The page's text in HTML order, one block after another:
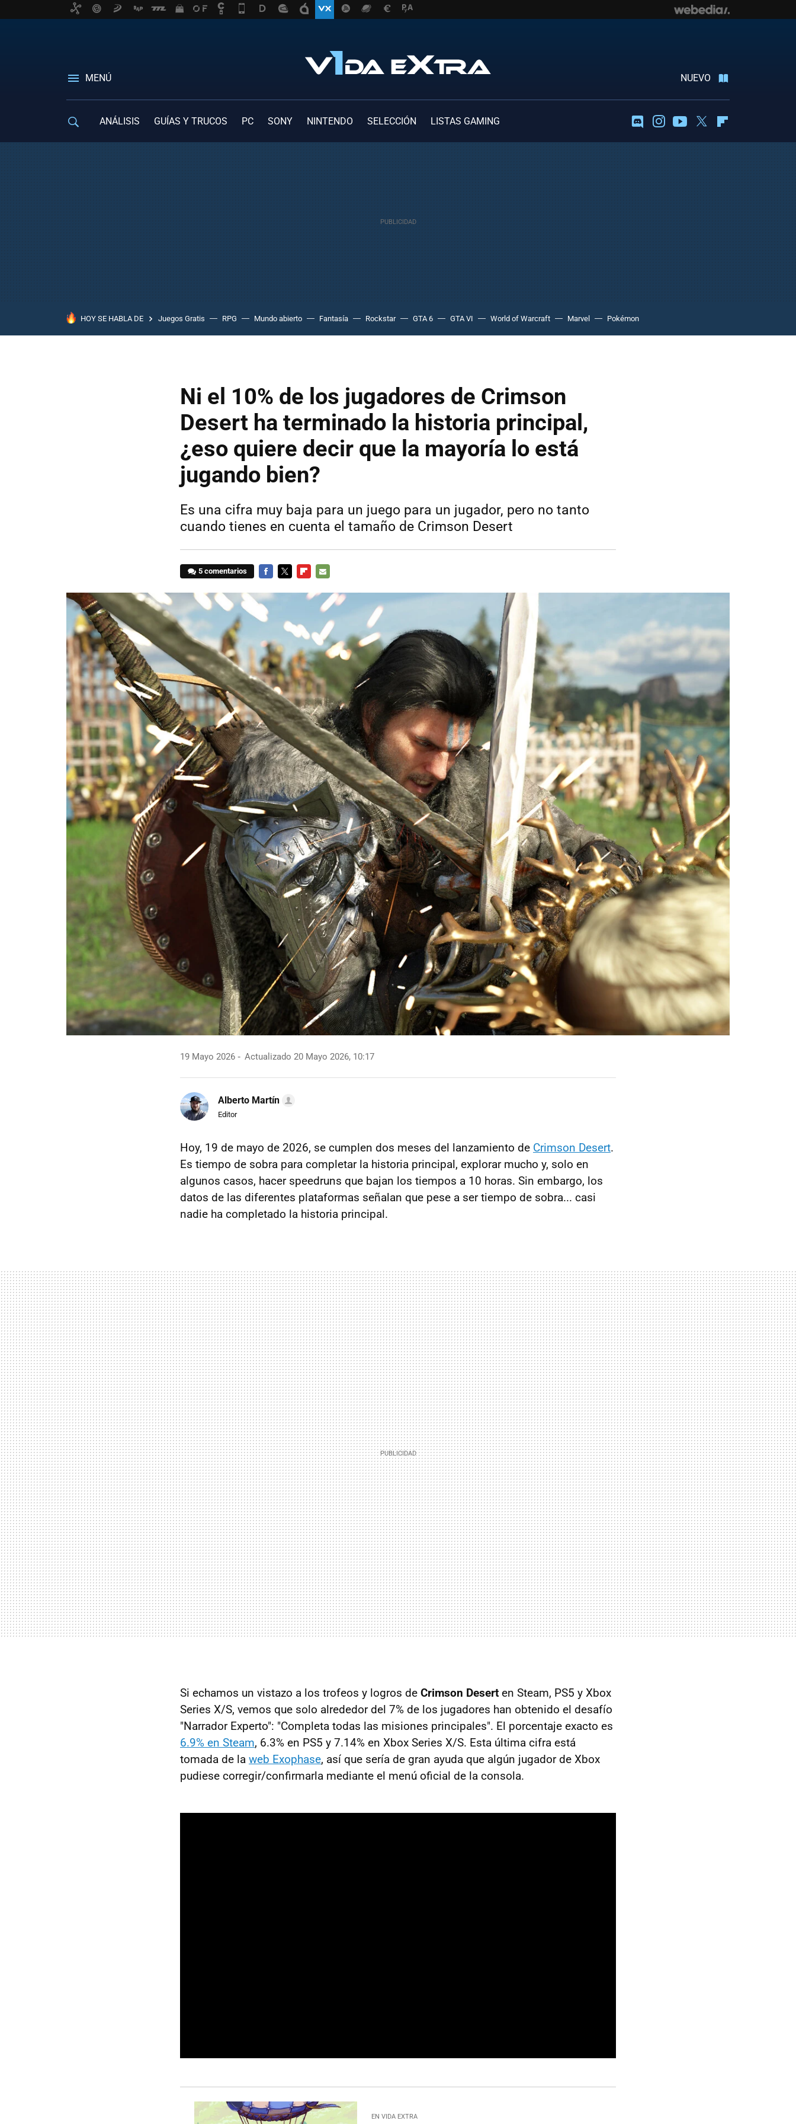
MENÚ NUEVO
ANÁLISIS GUÍAS Y TRUCOS PC SONY NINTENDO SELECCIÓN LISTAS GAMING DiscordInstagramYoutubeTwitter
HOY SE HABLA DE Juegos Gratis RPG Mundo abierto Fantasía Rockstar GTA 6 GTA VI World of Warcraft Marvel Pokémon
Ni el 10% de los jugadores de Crimson
Desert ha terminado la historia principal,
¿eso quiere decir que la mayoría lo está
jugando bien?
Es una cifra muy baja para un juego para un jugador, pero no tanto
cuando tienes en cuenta el tamaño de Crimson Desert
5 comentarios
MAIL
19 Mayo 2026 Actualizado 20 Mayo 2026, 10:17
Alberto Martín
Editor
Hoy, 19 de mayo de 2026, se cumplen dos meses del lanzamiento de Crimson Desert.
Es tiempo de sobra para completar la historia principal, explorar mucho y, solo en
algunos casos, hacer speedruns que bajan los tiempos a 10 horas. Sin embargo, los
datos de las diferentes plataformas señalan que pese a ser tiempo de sobra... casi
nadie ha completado la historia principal.
Si echamos un vistazo a los trofeos y logros de Crimson Desert en Steam, PS5 y Xbox
Series X/S, vemos que solo alrededor del 7% de los jugadores han obtenido el desafío
"Narrador Experto": "Completa todas las misiones principales". El porcentaje exacto es
6.9% en Steam, 6.3% en PS5 y 7.14% en Xbox Series X/S. Esta última cifra está
tomada de la web Exophase, así que sería de gran ayuda que algún jugador de Xbox
pudiese corregir/confirmarla mediante el menú oficial de la consola.
EN VIDA EXTRA